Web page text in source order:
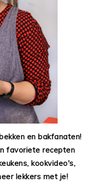
en bakfanaten!
favoriete recepten
kookvideo's,
lekkers met je!